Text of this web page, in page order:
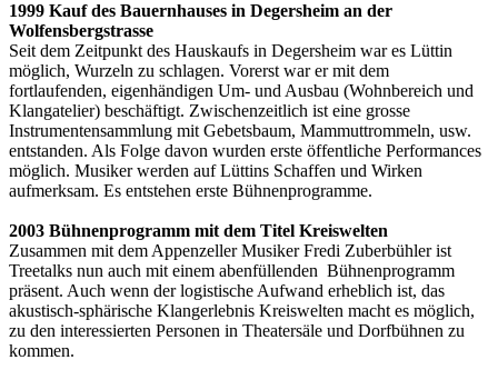
1999 Kauf des Bauernhauses in Degersheim an der
Wolfensbergstrasse
Seit dem Zeitpunkt des Hauskaufs in Degersheim war es Lüttin
möglich, Wurzeln zu schlagen. Vorerst war er mit dem
fortlaufenden, eigenhändigen Um- und Ausbau (Wohnbereich und
Klangatelier) beschäftigt. Zwischenzeitlich ist eine grosse
Instrumentensammlung mit Gebetsbaum, Mammuttrommeln, usw.
entstanden. Als Folge davon wurden erste öffentliche Performances
möglich. Musiker werden auf Lüttins Schaffen und Wirken
aufmerksam. Es entstehen erste Bühnenprogramme.
2003 Bühnenprogramm mit dem Titel Kreiswelten
Zusammen mit dem Appenzeller Musiker Fredi Zuberbühler ist
Treetalks nun auch mit einem abenfüllenden Bühnenprogramm
präsent. Auch wenn der logistische Aufwand erheblich ist, das
akustisch-sphärische Klangerlebnis Kreiswelten macht es möglich,
zu den interessierten Personen in Theatersäle und Dorfbühnen zu
kommen.